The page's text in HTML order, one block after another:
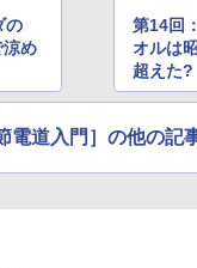
の
涼め
第14回
オルは
超えた?
電道入門］の他の記